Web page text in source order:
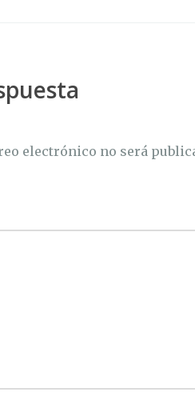
electrónico no será